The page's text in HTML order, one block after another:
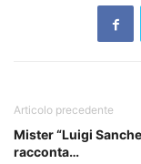
Articolo precedente
Mister “Luigi
racconta…